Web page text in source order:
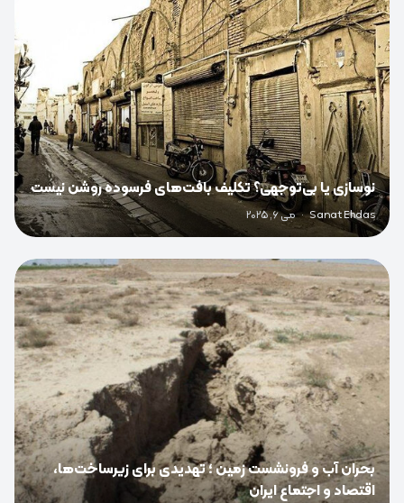
نوسازی یا بی‌توجهی؟ تکلیف بافت‌های فرسوده روشن نیست
Sanat Ehdas
· می 6, 2025
0
بحران آب و فرونشست زمین ؛ تهدیدی برای زیرساخت‌ها،
اقتصاد و اجتماع ایران